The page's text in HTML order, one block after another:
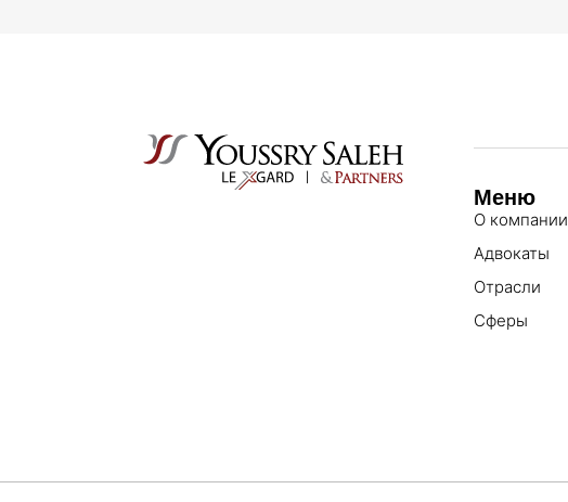
Меню
О компании
Адвокаты
Отрасли
Сферы